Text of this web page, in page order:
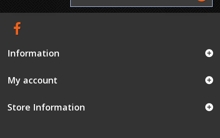
Information
My account
Store Information